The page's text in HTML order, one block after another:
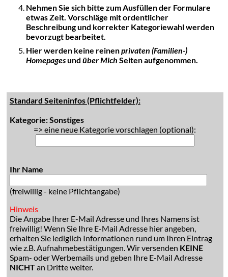
Nehmen Sie sich bitte zum Ausfüllen der Formulare
etwas Zeit. Vorschläge mit ordentlicher
Beschreibung und korrekter Kategoriewahl werden
bevorzugt bearbeitet.
Hier werden keine reinenprivaten (Familien-)
Homepagesund über Mich Seiten aufgenommen.
Standard Seiteninfos (Pflichtfelder):
Kategorie: Sonstiges
=> eine neue Kategorie vorschlagen (optional):
Ihr Name
(freiwillig - keine Pflichtangabe)
Hinweis
Die Angabe Ihrer E-Mail Adresse und Ihres Namens ist
freiwillig! Wenn Sie Ihre E-Mail Adresse hier angeben,
erhalten Sie lediglich Informationen rund um Ihren Eintrag
wie z.B. Aufnahmebestätigungen. Wir versenden KEINE
Spam- oder Werbemails und geben Ihre E-Mail Adresse
NICHTan Dritte weiter.